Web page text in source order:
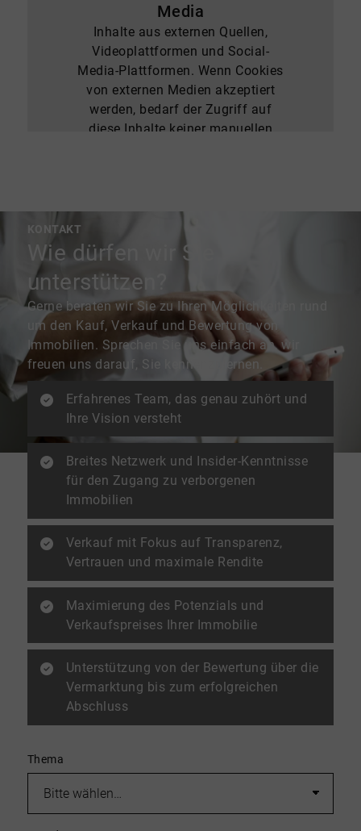
Media
Inhalte aus externen Quellen,
Videoplattformen und Social-
Media-Plattformen. Wenn Cookies
von externen Medien akzeptiert
werden, bedarf der Zugriff auf
diese Inhalte keiner manuellen
KONTAKT
Wie dürfen wir Sie
unterstützen?
Gerne beraten wir Sie zu Ihren Möglichkeiten rund
um den Kauf, Verkauf und Bewertung von
Immobilien. Sprechen Sie uns einfach an, wir
freuen uns darauf, Sie kennenzulernen.
Erfahrenes Team, das genau zuhört und
Ihre Vision versteht
Breites Netzwerk und Insider-Kenntnisse
für den Zugang zu verborgenen
Immobilien
Verkauf mit Fokus auf Transparenz,
Vertrauen und maximale Rendite
Maximierung des Potenzials und
Verkaufspreises Ihrer Immobilie
Unterstützung von der Bewertung über die
Vermarktung bis zum erfolgreichen
Abschluss
Thema